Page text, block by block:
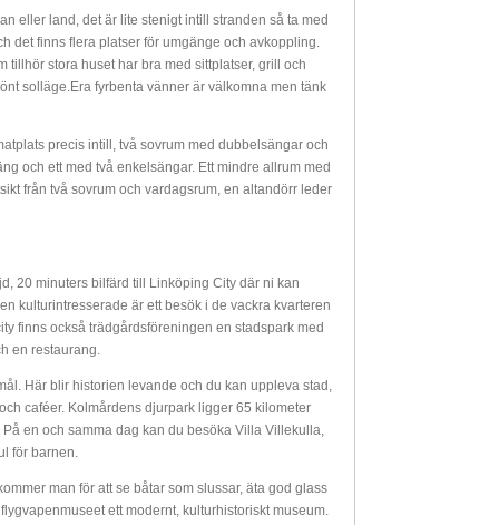
eller land, det är lite stenigt intill stranden så ta med
det finns flera platser för umgänge och avkoppling.
tillhör stora huset har bra med sittplatser, grill och
solläge.Era fyrbenta vänner är välkomna men tänk
precis intill, två sovrum med dubbelsängar och
och ett med två enkelsängar. Ett mindre allrum med
från två sovrum och vardagsrum, en altandörr leder
20 minuters bilfärd till Linköping City där ni kan
kulturintresserade är ett besök i de vackra kvarteren
finns också trädgårdsföreningen en stadspark med
en restaurang.
Här blir historien levande och du kan uppleva stad,
caféer. Kolmårdens djurpark ligger 65 kilometer
en och samma dag kan du besöka Villa Villekulla,
för barnen.
man för att se båtar som slussar, äta god glass
ett modernt, kulturhistoriskt museum.